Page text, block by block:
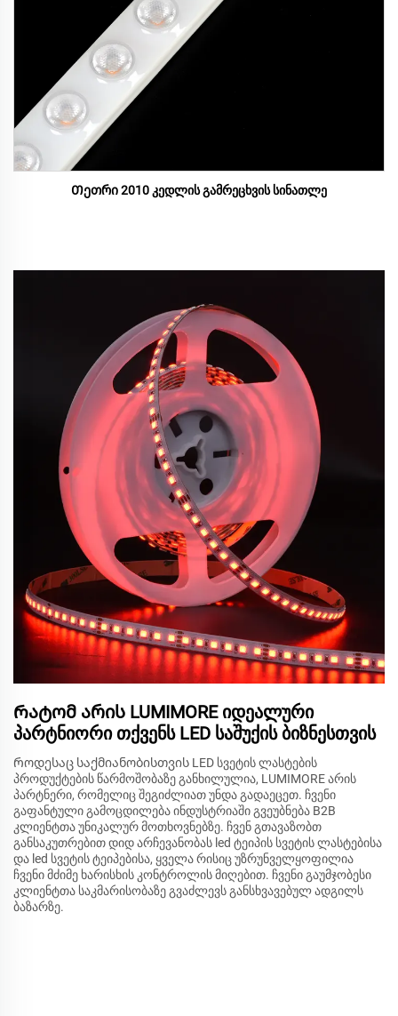
Თეთრი 2010 კედლის გამრეცხვის სინათლე
Რატომ არის LUMIMORE იდეალური
პარტნიორი თქვენს LED საშუქის ბიზნესთვის
Როდესაც საქმიანობისთვის LED სვეტის ლასტების
პროდუქტების წარმოშობაზე განხილულია, LUMIMORE არის
პარტნერი, რომელიც შეგიძლიათ უნდა გადაეცეთ. ჩვენი
გაფანტული გამოცდილება ინდუსტრიაში გვეუბნება B2B
კლიენტთა უნიკალურ მოთხოვნებზე. ჩვენ გთავაზობთ
განსაკუთრებით დიდ არჩევანობას led ტეიპის სვეტის ლასტებისა
და led სვეტის ტეიპებისა, ყველა რისიც უზრუნველყოფილია
ჩვენი მძიმე ხარისხის კონტროლის მიღებით. ჩვენი გაუმჯობესი
კლიენტთა საკმარისობაზე გვაძლევს განსხვავებულ ადგილს
ბაზარზე.